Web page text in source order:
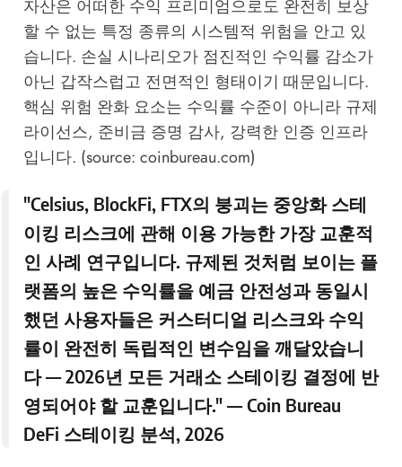
자산은 어떠한 수익 프리미엄으로도 완전히 보상
할 수 없는 특정 종류의 시스템적 위험을 안고 있
습니다. 손실 시나리오가 점진적인 수익률 감소가
아닌 갑작스럽고 전면적인 형태이기 때문입니다.
핵심 위험 완화 요소는 수익률 수준이 아니라 규제
라이선스, 준비금 증명 감사, 강력한 인증 인프라
입니다. (source: coinbureau.com)
"Celsius, BlockFi, FTX의 붕괴는 중앙화 스테
이킹 리스크에 관해 이용 가능한 가장 교훈적
인 사례 연구입니다. 규제된 것처럼 보이는 플
랫폼의 높은 수익률을 예금 안전성과 동일시
했던 사용자들은 커스터디얼 리스크와 수익
률이 완전히 독립적인 변수임을 깨달았습니
다 — 2026년 모든 거래소 스테이킹 결정에 반
영되어야 할 교훈입니다." —Coin Bureau
DeFi 스테이킹 분석, 2026